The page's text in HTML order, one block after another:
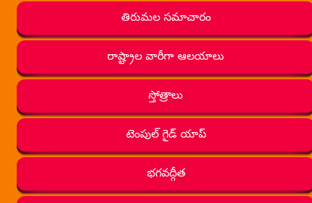
తిరుమల సమాచారం
రాష్ట్రాల వారీగా ఆలయాలు
స్తోత్రాలు
టెంపుల్ గైడ్ యాప్
భగవద్గీత